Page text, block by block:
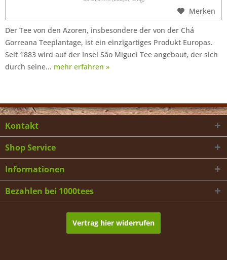
Merken
Der Tee von den Azoren, insbesondere der von der Chá
Gorreana Teeplantage, ist ein einzigartiges Produkt Europas.
Seit 1883 wird auf der Insel São Miguel Tee angebaut, der sich
durch seine... mehr erfahren »
Kontakt
Shop Service
Informationen
Bezahlen bei 1000tees
Vertrag hier widerrufen